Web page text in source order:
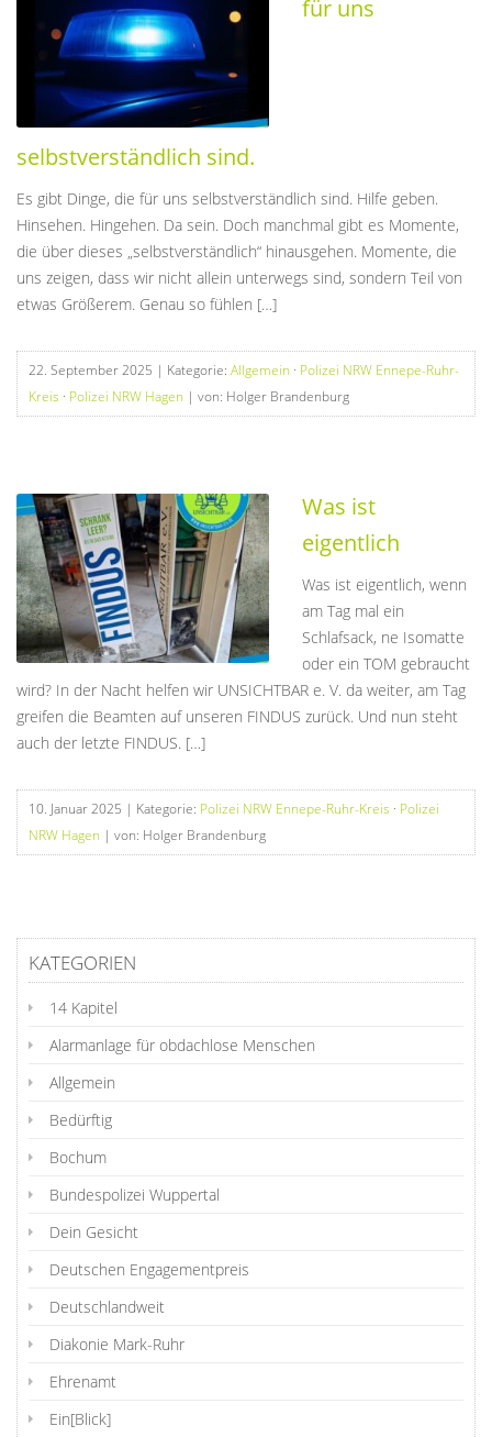
für uns
selbstverständlich sind.
Es gibt Dinge, die für uns selbstverständlich sind. Hilfe geben.
Hinsehen. Hingehen. Da sein. Doch manchmal gibt es Momente,
die über dieses „selbstverständlich“ hinausgehen. Momente, die
uns zeigen, dass wir nicht allein unterwegs sind, sondern Teil von
etwas Größerem. Genau so fühlen […]
22. September 2025 | Kategorie: Allgemein · Polizei NRW Ennepe-Ruhr-
Kreis · Polizei NRW Hagen | von: Holger Brandenburg
Was ist
eigentlich
Was ist eigentlich, wenn
am Tag mal ein
Schlafsack, ne Isomatte
oder ein TOM gebraucht
wird? In der Nacht helfen wir UNSICHTBAR e. V. da weiter, am Tag
greifen die Beamten auf unseren FINDUS zurück. Und nun steht
auch der letzte FINDUS. […]
10. Januar 2025 | Kategorie: Polizei NRW Ennepe-Ruhr-Kreis · Polizei
NRW Hagen | von: Holger Brandenburg
KATEGORIEN
14 Kapitel
Alarmanlage für obdachlose Menschen
Allgemein
Bedürftig
Bochum
Bundespolizei Wuppertal
Dein Gesicht
Deutschen Engagementpreis
Deutschlandweit
Diakonie Mark-Ruhr
Ehrenamt
Ein[Blick]